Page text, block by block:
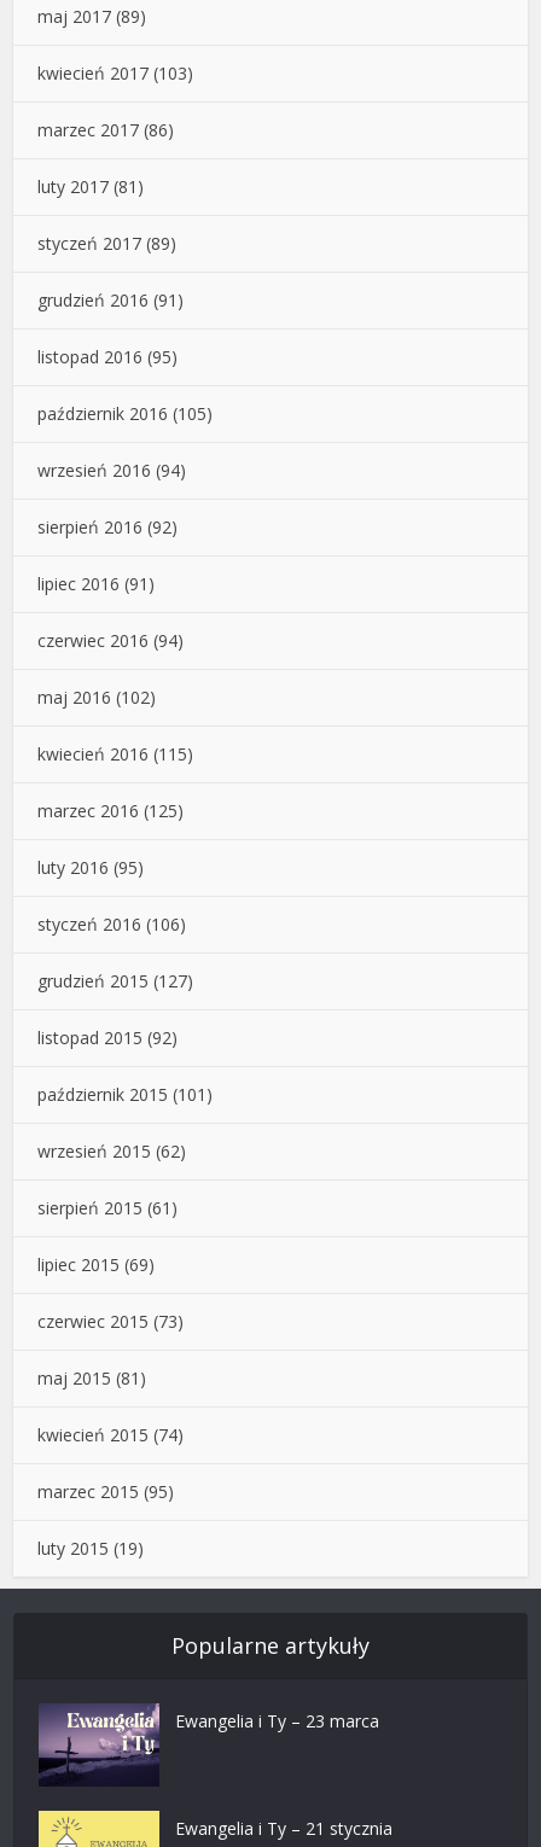
maj 2017 (89)
kwiecień 2017 (103)
marzec 2017 (86)
luty 2017 (81)
styczeń 2017 (89)
grudzień 2016 (91)
listopad 2016 (95)
październik 2016 (105)
wrzesień 2016 (94)
sierpień 2016 (92)
lipiec 2016 (91)
czerwiec 2016 (94)
maj 2016 (102)
kwiecień 2016 (115)
marzec 2016 (125)
luty 2016 (95)
styczeń 2016 (106)
grudzień 2015 (127)
listopad 2015 (92)
październik 2015 (101)
wrzesień 2015 (62)
sierpień 2015 (61)
lipiec 2015 (69)
czerwiec 2015 (73)
maj 2015 (81)
kwiecień 2015 (74)
marzec 2015 (95)
luty 2015 (19)
Popularne artykuły
Ewangelia i Ty – 23 marca
Ewangelia i Ty – 21 stycznia